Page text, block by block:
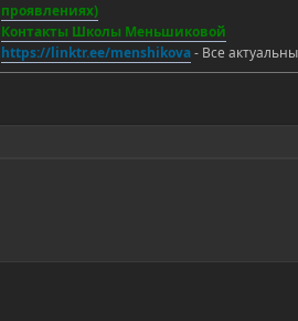
проявлениях)
Контакты Школы Меньшиковой
https://linktr.ee/menshikova- Все